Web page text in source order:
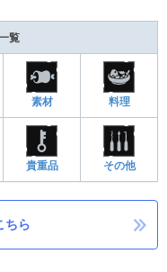
覧
素材 料理
貴重品 その他
ちら